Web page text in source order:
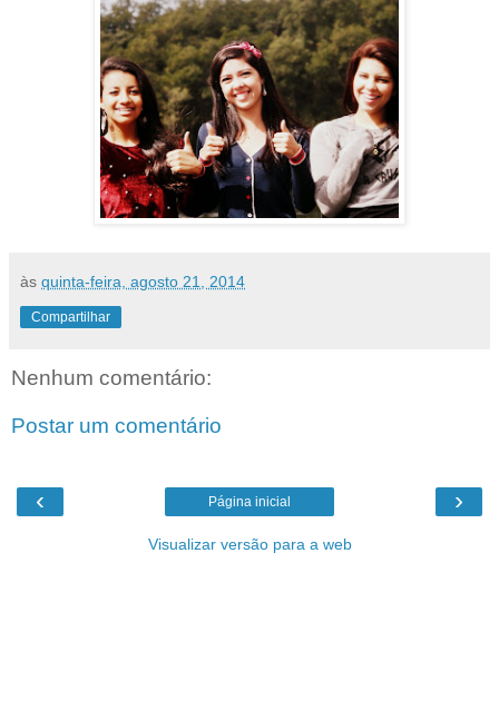
às quinta-feira, agosto 21, 2014
Compartilhar
Nenhum comentário:
Postar um comentário
‹ ›
Página inicial
Visualizar versão para a web